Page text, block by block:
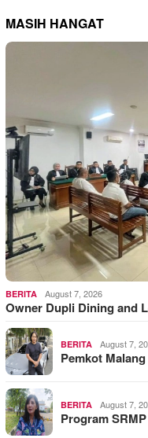
MASIH HANGAT
BERITA August 7, 2026
Owner Dupli Dining and
BERITA August 7,
Pemkot
BERITA August 7,
Program